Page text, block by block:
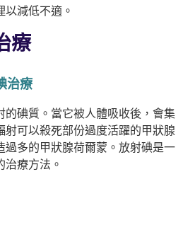
減低不適。
療
治療
的碘質。當它被人體吸收後，會集
射可以殺死部份過度活躍的甲狀腺
過多的甲狀腺荷爾蒙。放射碘是一
療方法。